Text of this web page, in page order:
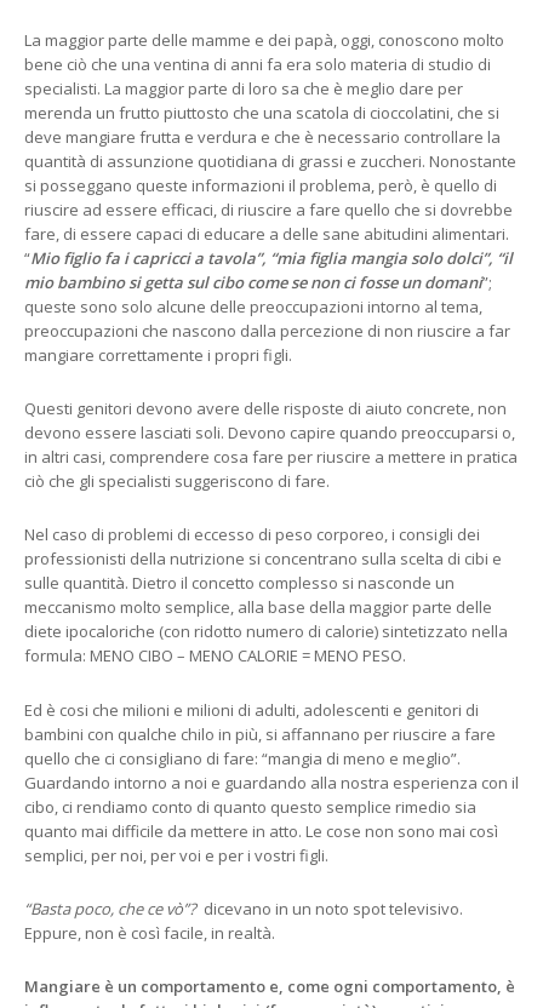
La maggior parte delle mamme e dei papà, oggi, conoscono molto
bene ciò che una ventina di anni fa era solo materia di studio di
specialisti. La maggior parte di loro sa che è meglio dare per
merenda un frutto piuttosto che una scatola di cioccolatini, che si
deve mangiare frutta e verdura e che è necessario controllare la
quantità di assunzione quotidiana di grassi e zuccheri. Nonostante
si posseggano queste informazioni il problema, però, è quello di
riuscire ad essere efficaci, di riuscire a fare quello che si dovrebbe
fare, di essere capaci di educare a delle sane abitudini alimentari.
“Mio figlio fa i capricci a tavola”, “mia figlia mangia solo dolci”, “il
mio bambino si getta sul cibo come se non ci fosse un domani”;
queste sono solo alcune delle preoccupazioni intorno al tema,
preoccupazioni che nascono dalla percezione di non riuscire a far
mangiare correttamente i propri figli.
Questi genitori devono avere delle risposte di aiuto concrete, non
devono essere lasciati soli. Devono capire quando preoccuparsi o,
in altri casi, comprendere cosa fare per riuscire a mettere in pratica
ciò che gli specialisti suggeriscono di fare.
Nel caso di problemi di eccesso di peso corporeo, i consigli dei
professionisti della nutrizione si concentrano sulla scelta di cibi e
sulle quantità. Dietro il concetto complesso si nasconde un
meccanismo molto semplice, alla base della maggior parte delle
diete ipocaloriche (con ridotto numero di calorie) sintetizzato nella
formula: MENO CIBO – MENO CALORIE = MENO PESO.
Ed è cosi che milioni e milioni di adulti, adolescenti e genitori di
bambini con qualche chilo in più, si affannano per riuscire a fare
quello che ci consigliano di fare: “mangia di meno e meglio”.
Guardando intorno a noi e guardando alla nostra esperienza con il
cibo, ci rendiamo conto di quanto questo semplice rimedio sia
quanto mai difficile da mettere in atto. Le cose non sono mai così
semplici, per noi, per voi e per i vostri figli.
“Basta poco, che ce vò”?dicevano in un noto spot televisivo.
Eppure, non è così facile, in realtà.
Mangiare è un comportamento e, come ogni comportamento, è